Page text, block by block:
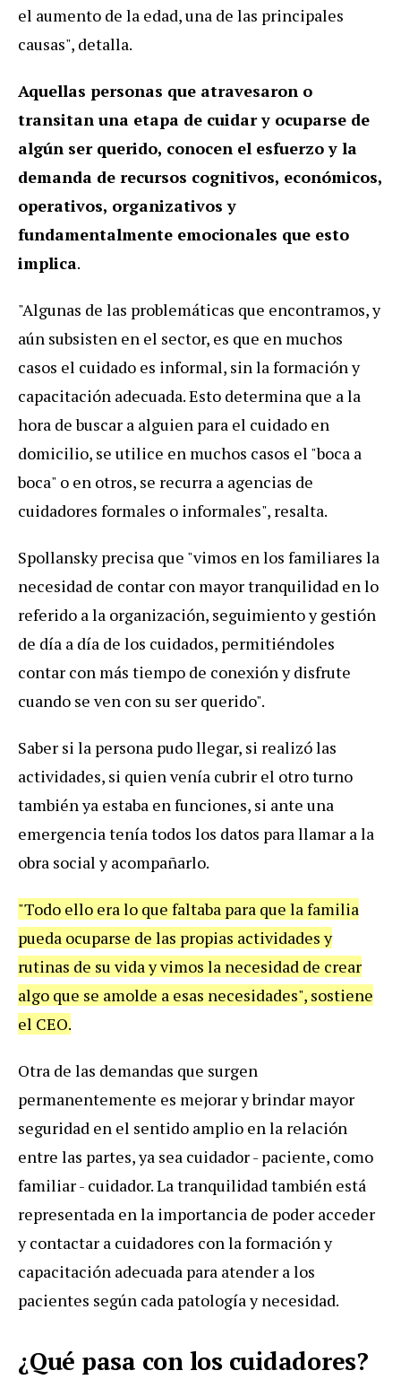
el aumento de la edad, una de las principales
causas", detalla.
Aquellas personas que atravesaron o
transitan una etapa de cuidar y ocuparse de
algún ser querido, conocen el esfuerzo y la
demanda de recursos cognitivos, económicos,
operativos, organizativos y
fundamentalmente emocionales que esto
implica.
"Algunas de las problemáticas que encontramos, y
aún subsisten en el sector, es que en muchos
casos el cuidado es informal, sin la formación y
capacitación adecuada. Esto determina que a la
hora de buscar a alguien para el cuidado en
domicilio, se utilice en muchos casos el "boca a
boca" o en otros, se recurra a agencias de
cuidadores formales o informales", resalta.
Spollansky precisa que "vimos en los familiares la
necesidad de contar con mayor tranquilidad en lo
referido a la organización, seguimiento y gestión
de día a día de los cuidados, permitiéndoles
contar con más tiempo de conexión y disfrute
cuando se ven con su ser querido".
Saber si la persona pudo llegar, si realizó las
actividades, si quien venía cubrir el otro turno
también ya estaba en funciones, si ante una
emergencia tenía todos los datos para llamar a la
obra social y acompañarlo.
"Todo ello era lo que faltaba para que la familia
pueda ocuparse de las propias actividades y
rutinas de su vida y vimos la necesidad de crear
algo que se amolde a esas necesidades", sostiene
el CEO.
Otra de las demandas que surgen
permanentemente es mejorar y brindar mayor
seguridad en el sentido amplio en la relación
entre las partes, ya sea cuidador - paciente, como
familiar - cuidador. La tranquilidad también está
representada en la importancia de poder acceder
y contactar a cuidadores con la formación y
capacitación adecuada para atender a los
pacientes según cada patología y necesidad.
¿Qué pasa con los cuidadores?